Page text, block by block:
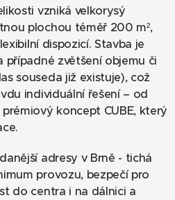
vzniká velkorysý
plochou téměř 200 m²,
dispozicí. Stavba je
případné zvětšení objemu či
souseda již existuje), což
individuální řešení – od
koncept CUBE, který
adresy v Brně - tichá
provozu, bezpečí pro
do centra i na dálnici a